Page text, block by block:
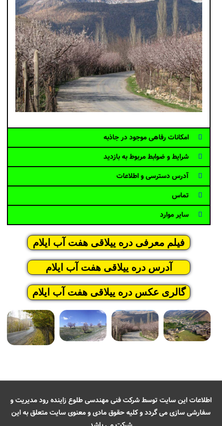
امکانات رفاهی موجود در جاذبه
شرایط و ضوابط مربوط به بازدید
آدرس دسترسی و اطلاعات
تماس
سایر موارد
فیلم معرفی دره ییلاقی هفت آب ایلام
آدرس دره ییلاقی هفت آب ایلام
گالری عکس دره ییلاقی هفت آب ایلام
اطلاعات این سایت توسط شرکت فنی مهندسی طلوع زاینده رود مدیریت و
سفارشی سازی می گردد و کلیه حقوق مادی و معنوی سایت متعلق به این